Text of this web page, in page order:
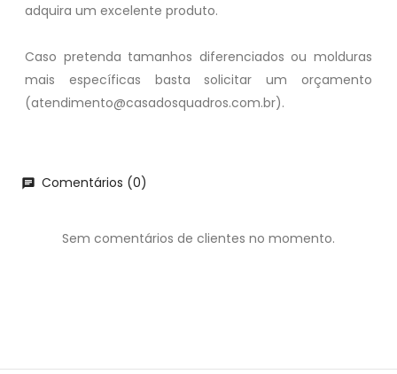
adquira um excelente produto.
Caso pretenda tamanhos diferenciados ou molduras
mais específicas basta solicitar um orçamento
(atendimento@casadosquadros.com.br).
chat Comentários (0)
Sem comentários de clientes no momento.